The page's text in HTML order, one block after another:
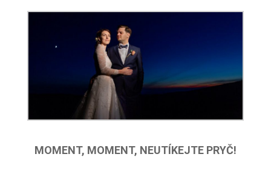
MOMENT, MOMENT, NEUTÍKEJTE PRYČ!